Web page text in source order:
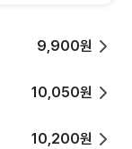
9,900원
10,050원
10,200원